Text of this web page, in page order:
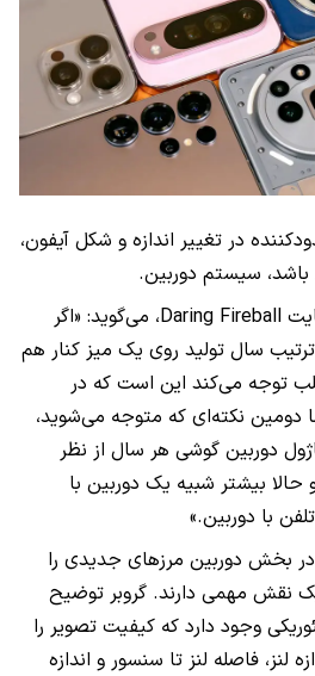
در تغییر اندازه و شکل آیفون،
سیستم دوربین.
جان گروبر، نویسنده وب‌سایت Daring Fireball، می‌گوید: «اگر
سال تولید روی یک میز کنار هم
توجه می‌کند این است که در
دومین نکته‌ای که متوجه می‌شوید،
دوربین گوشی هر سال از نظر
حالا بیشتر شبیه یک دوربین با
با دوربین.»
بخش دوربین مرزهای جدیدی را
نقش مهمی دارند. گروبر توضیح
وجود دارد که کیفیت تصویر را
لنز، فاصله لنز تا سنسور و اندازه